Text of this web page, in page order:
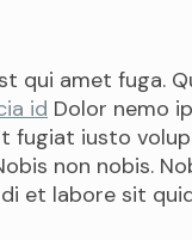
qui amet fuga.
id Dolor nemo
fugiat iusto
non nobis.
et labore sit